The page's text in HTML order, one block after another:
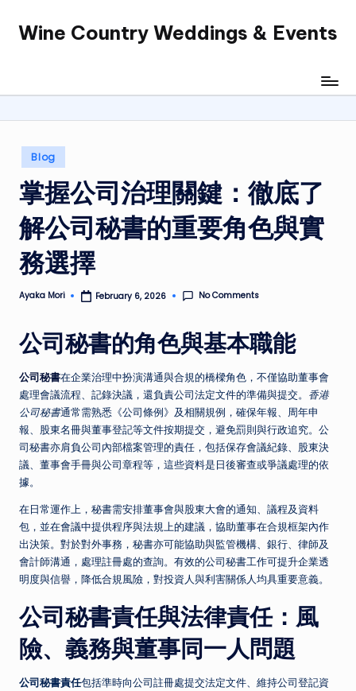
SkipWine Country Weddings & Events
Posted
in
Blog
掌握公司治理關鍵：徹底了
解公司秘書的重要角色與實
務選擇
Posted
Ayaka Mori February 6, 2026 No Comments
公司秘書的角色與基本職能
公司秘書在企業治理中扮演溝通與合規的橋樑角色，不僅協助董事會
處理會議流程、記錄決議，還負責公司法定文件的準備與提交。 香港
公司秘書通常需熟悉《公司條例》及相關規例，確保年報、周年申
報、股東名冊與董事登記等文件按期提交，避免罰則與行政追究。公
司秘書亦肩負公司內部檔案管理的責任，包括保存會議紀錄、股東決
議、董事會手冊與公司章程等，這些資料是日後審查或爭議處理的依
據。
在日常運作上，秘書需安排董事會與股東大會的通知、議程及資料
包，並在會議中提供程序與法規上的建議，協助董事在合規框架內作
出決策。對於對外事務，秘書亦可能協助與監管機構、銀行、律師及
會計師溝通，處理註冊處的查詢。有效的公司秘書工作可提升企業透
明度與信譽，降低合規風險，對投資人與利害關係人均具重要意義。
公司秘書責任與法律責任：風
險、義務與董事同一人問題
公司秘書責任包括準時向公司註冊處提交法定文件、維持公司登記資